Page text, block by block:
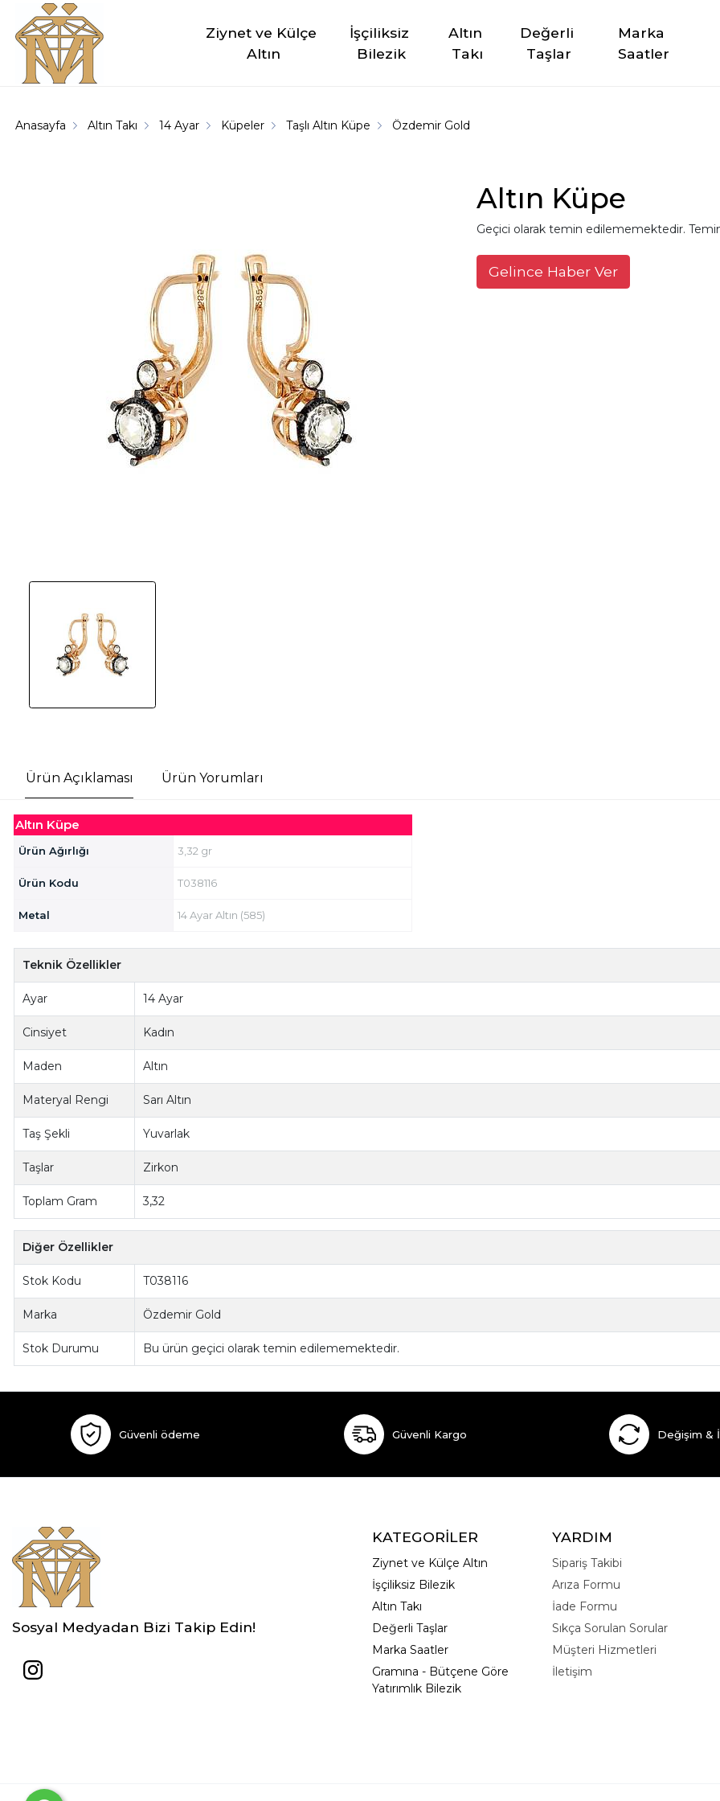
Ziynet ve Külçe
Altın
İşçiliksiz
Bilezik
Altın
Takı
Değerli
Taşlar
Marka
Saatler
Anasayfa Altın Takı 14 Ayar Küpeler Taşlı Altın Küpe Özdemir Gold
Altın Küpe
Geçici olarak temin edilememektedir.
Gelince Haber Ver
Ürün Açıklaması Ürün Yorumları
Altın Küpe
Ürün Ağırlığı 3,32 gr
Ürün Kodu T038116
Metal 14 Ayar Altın (585)
Teknik Özellikler
Ayar 14 Ayar
Cinsiyet Kadın
Maden Altın
Materyal Rengi Sarı Altın
Taş Şekli Yuvarlak
Taşlar Zirkon
Toplam Gram 3,32
Diğer Özellikler
Stok Kodu T038116
Marka Özdemir Gold
Stok Durumu Bu ürün geçici olarak temin edilememektedir.
Güvenli ödeme Güvenli Kargo Değişim &
Sosyal Medyadan Bizi Takip Edin!
KATEGORİLER
Ziynet ve Külçe Altın
İşçiliksiz Bilezik
Altın Takı
Değerli Taşlar
Marka Saatler
Gramına - Bütçene Göre
Yatırımlık Bilezik
YARDIM
Sipariş Takibi
Arıza Formu
İade Formu
Sıkça Sorulan Sorular
Müşteri Hizmetleri
İletişim